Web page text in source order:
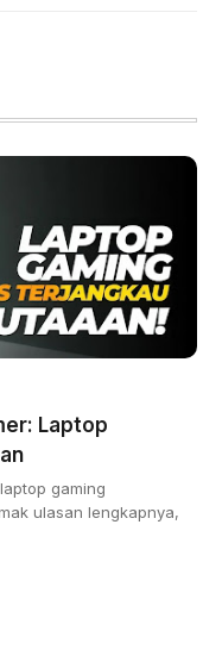
Laptop
gaming
ulasan lengkapnya,